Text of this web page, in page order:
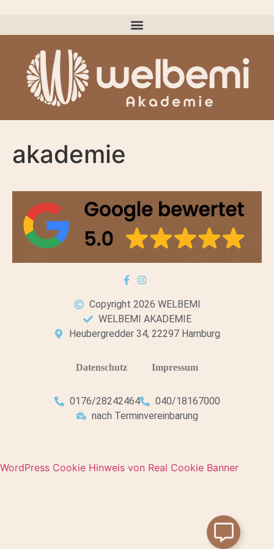
akademie
Copyright 2026 WELBEMI
WELBEMI AKADEMIE
Heubergredder 34, 22297 Hamburg
Datenschutz Impressum
0176/28242464
040/18167000
nach Terminvereinbarung
WordPress Cookie Hinweis von Real Cookie Banner